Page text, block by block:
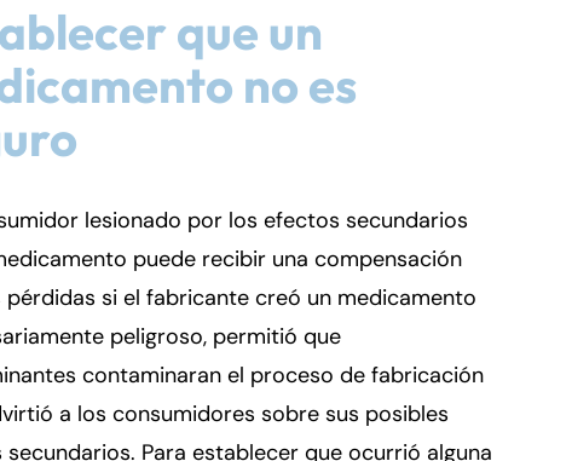
que un
no es
lesionado por los efectos secundarios
puede recibir una compensación
pérdidas si el fabricante creó un medicamento
peligroso, permitió que
contaminaran el proceso de fabricación
a los consumidores sobre sus posibles
Para establecer que ocurrió alguna